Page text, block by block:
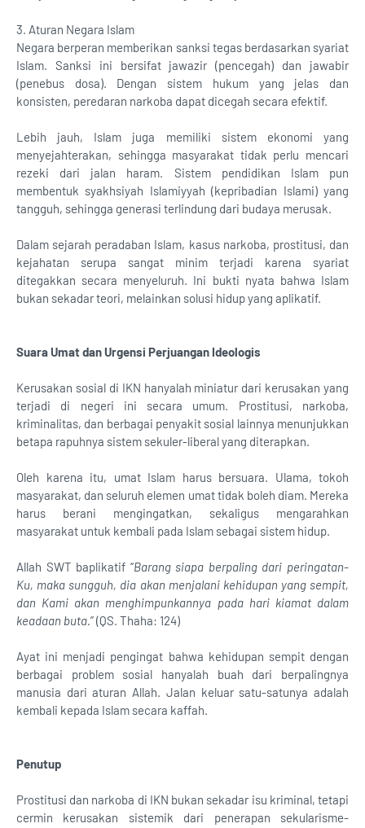
3. Aturan Negara Islam
Negara berperan memberikan sanksi tegas berdasarkan syariat
Islam. Sanksi ini bersifat jawazir (pencegah) dan jawabir
(penebus dosa). Dengan sistem hukum yang jelas dan
konsisten, peredaran narkoba dapat dicegah secara efektif.
Lebih jauh, Islam juga memiliki sistem ekonomi yang
menyejahterakan, sehingga masyarakat tidak perlu mencari
rezeki dari jalan haram. Sistem pendidikan Islam pun
membentuk syakhsiyah Islamiyyah (kepribadian Islami) yang
tangguh, sehingga generasi terlindung dari budaya merusak.
Dalam sejarah peradaban Islam, kasus narkoba, prostitusi, dan
kejahatan serupa sangat minim terjadi karena syariat
ditegakkan secara menyeluruh. Ini bukti nyata bahwa Islam
bukan sekadar teori, melainkan solusi hidup yang aplikatif.
Suara Umat dan Urgensi Perjuangan Ideologis
Kerusakan sosial di IKN hanyalah miniatur dari kerusakan yang
terjadi di negeri ini secara umum. Prostitusi, narkoba,
kriminalitas, dan berbagai penyakit sosial lainnya menunjukkan
betapa rapuhnya sistem sekuler-liberal yang diterapkan.
Oleh karena itu, umat Islam harus bersuara. Ulama, tokoh
masyarakat, dan seluruh elemen umat tidak boleh diam. Mereka
harus berani mengingatkan, sekaligus mengarahkan
masyarakat untuk kembali pada Islam sebagai sistem hidup.
Allah SWT baplikatif “Barang siapa berpaling dari peringatan-
Ku, maka sungguh, dia akan menjalani kehidupan yang sempit,
dan Kami akan menghimpunkannya pada hari kiamat dalam
keadaan buta.” (QS. Thaha: 124)
Ayat ini menjadi pengingat bahwa kehidupan sempit dengan
berbagai problem sosial hanyalah buah dari berpalingnya
manusia dari aturan Allah. Jalan keluar satu-satunya adalah
kembali kepada Islam secara kaffah.
Penutup
Prostitusi dan narkoba di IKN bukan sekadar isu kriminal, tetapi
cermin kerusakan sistemik dari penerapan sekularisme-